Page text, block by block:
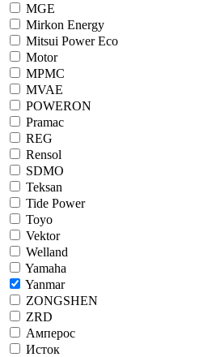
MGE
Mirkon Energy
Mitsui Power Eco
Motor
MPMC
MVAE
POWERON
Pramac
REG
Rensol
SDMO
Teksan
Tide Power
Toyo
Vektor
Welland
Yamaha
Yanmar
ZONGSHEN
ZRD
Амперос
Исток